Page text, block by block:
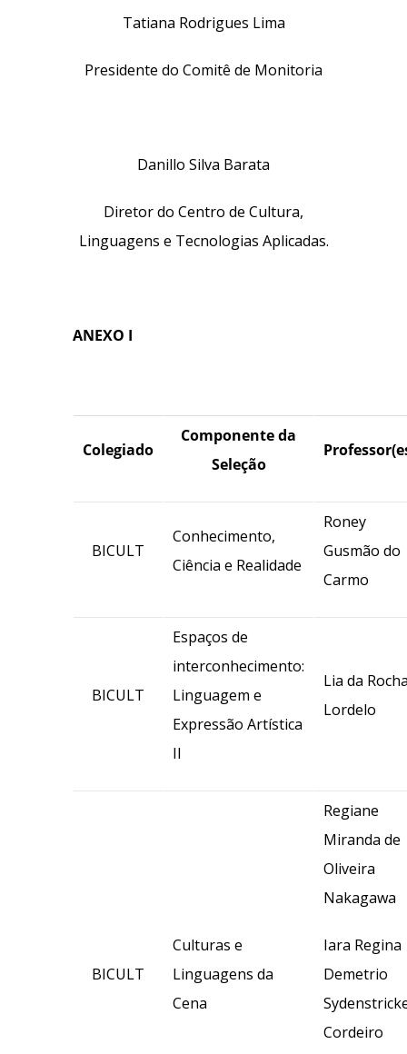
Tatiana Rodrigues Lima
Presidente do Comitê de Monitoria
Danillo Silva Barata
Diretor do Centro de Cultura,
Linguagens e Tecnologias Aplicadas.
ANEXO I
Colegiado
Componente da
Seleção
BICULT
Conhecimento,
Ciência e Realidade
Roney
Gusmão do
Carmo
BICULT
Espaços de
interconhecimento:
Linguagem e
Expressão Artística
II
Lia da
Lordelo
BICULT
Culturas e
Linguagens da
Cena
Regiane
Miranda de
Oliveira
Nakagawa
Iara Regina
Demetrio
Cordeiro